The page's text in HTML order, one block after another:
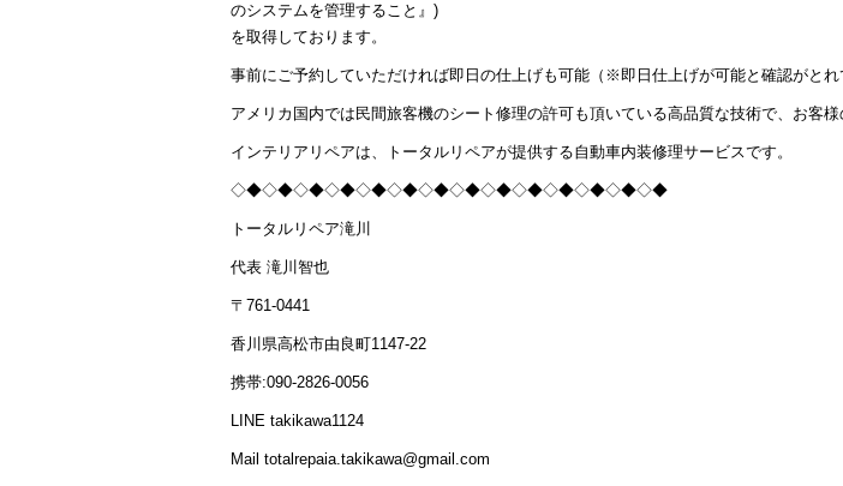
のシステムを管理すること』)
を取得しております。
事前にご予約していただければ即日の仕上げも可能（※即日仕上げが可能と確認がとれ
アメリカ国内では民間旅客機のシート修理の許可も頂いている高品質な技術で、お客様
インテリアリペアは、トータルリペアが提供する自動車内装修理サービスです。
◇◆◇◆◇◆◇◆◇◆◇◆◇◆◇◆◇◆◇◆◇◆◇◆◇◆◇◆
トータルリペア滝川
代表 滝川智也
〒761-0441
香川県高松市由良町1147-22
携帯:090-2826-0056
LINE takikawa1124
Mail totalrepaia.takikawa@gmail.com